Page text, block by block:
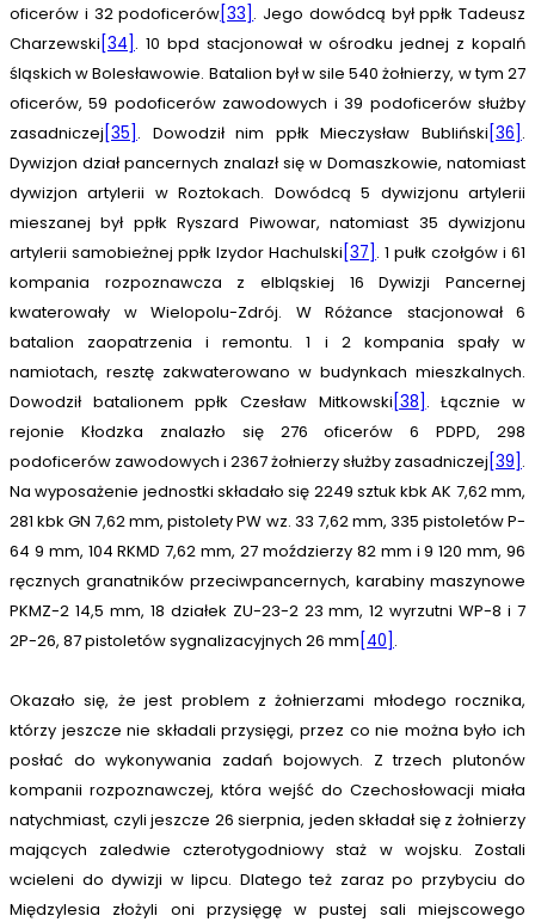
oficerów i 32 podoficerów[33] . Jego dowódcą był ppłk Tadeusz
Charzewski [34] . 10 bpd stacjonował w ośrodku jednej z kopalń
śląskich w Bolesławowie. Batalion był w sile 540 żołnierzy, w tym 27
oficerów, 59 podoficerów zawodowych i 39 podoficerów służby
zasadniczej [35] . Dowodził nim ppłk Mieczysław Bubliński [36] .
Dywizjon dział pancernych znalazł się w Domaszkowie, natomiast
dywizjon artylerii w Roztokach. Dowódcą 5 dywizjonu artylerii
mieszanej był ppłk Ryszard Piwowar, natomiast 35 dywizjonu
artylerii samobieżnej ppłk Izydor Hachulski [37] . 1 pułk czołgów i 61
kompania rozpoznawcza z elbląskiej 16 Dywizji Pancernej
kwaterowały w Wielopolu-Zdrój. W Różance stacjonował 6
batalion zaopatrzenia i remontu. 1 i 2 kompania spały w
namiotach, resztę zakwaterowano w budynkach mieszkalnych.
Dowodził batalionem ppłk Czesław Mitkowski [38] . Łącznie w
rejonie Kłodzka znalazło się 276 oficerów 6 PDPD, 298
podoficerów zawodowych i 2367 żołnierzy służby zasadniczej [39] .
Na wyposażenie jednostki składało się 2249 sztuk kbk AK 7,62 mm,
281 kbk GN 7,62 mm, pistolety PW wz. 33 7,62 mm, 335 pistoletów P-
64 9 mm, 104 RKMD 7,62 mm, 27 moździerzy 82 mm i 9 120 mm, 96
ręcznych granatników przeciwpancernych, karabiny maszynowe
PKMZ-2 14,5 mm, 18 działek ZU-23-2 23 mm, 12 wyrzutni WP-8 i 7
2P-26, 87 pistoletów sygnalizacyjnych 26 mm [40] .
Okazało się, że jest problem z żołnierzami młodego rocznika,
którzy jeszcze nie składali przysięgi, przez co nie można było ich
posłać do wykonywania zadań bojowych. Z trzech plutonów
kompanii rozpoznawczej, która wejść do Czechosłowacji miała
natychmiast, czyli jeszcze 26 sierpnia, jeden składał się z żołnierzy
mających zaledwie czterotygodniowy staż w wojsku. Zostali
wcieleni do dywizji w lipcu. Dlatego też zaraz po przybyciu do
Międzylesia złożyli oni przysięgę w pustej sali miejscowego